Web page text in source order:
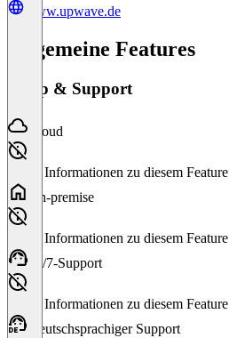
www.upwave.de
Allgemeine Features
Setup & Support
Cloud
Keine Informationen zu diesem Feature
On-premise
Keine Informationen zu diesem Feature
24/7-Support
Keine Informationen zu diesem Feature
Deutschsprachiger Support